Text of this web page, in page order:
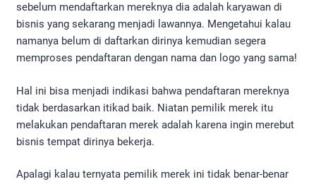
sebelum mendaftarkan mereknya dia adalah karyawan di
bisnis yang sekarang menjadi lawannya. Mengetahui kalau
namanya belum di daftarkan dirinya kemudian segera
memproses pendaftaran dengan nama dan logo yang sama!
Hal ini bisa menjadi indikasi bahwa pendaftaran mereknya
tidak berdasarkan itikad baik. Niatan pemilik merek itu
melakukan pendaftaran merek adalah karena ingin merebut
bisnis tempat dirinya bekerja.
Apalagi kalau ternyata pemilik merek ini tidak benar-benar